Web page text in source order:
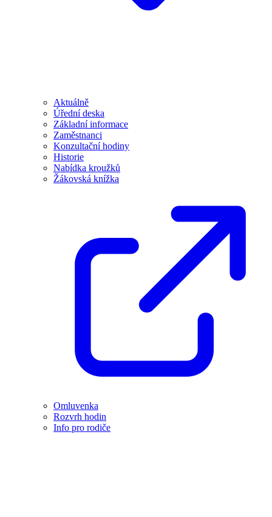
Aktuálně
Úřední deska
Základní informace
Zaměstnanci
Konzultační hodiny
Historie
Nabídka kroužků
Žákovská knížka
Omluvenka
Rozvrh hodin
Info pro rodiče